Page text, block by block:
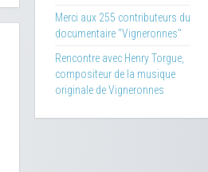
Merci aux 255 contributeurs du
documentaire "Vigneronnes"
Rencontre avec Henry Torgue,
compositeur de la musique
originale de Vigneronnes